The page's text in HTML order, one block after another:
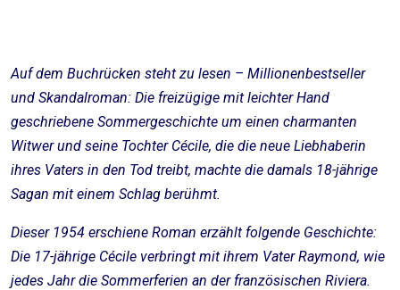
Auf dem Buchrücken steht zu lesen – Millionenbestseller
und Skandalroman: Die freizügige mit leichter Hand
geschriebene Sommergeschichte um einen charmanten
Witwer und seine Tochter Cécile, die die neue Liebhaberin
ihres Vaters in den Tod treibt, machte die damals 18-jährige
Sagan mit einem Schlag berühmt.
Dieser 1954 erschiene Roman erzählt folgende Geschichte:
Die 17-jährige Cécile verbringt mit ihrem Vater Raymond, wie
jedes Jahr die Sommerferien an der französischen Riviera.